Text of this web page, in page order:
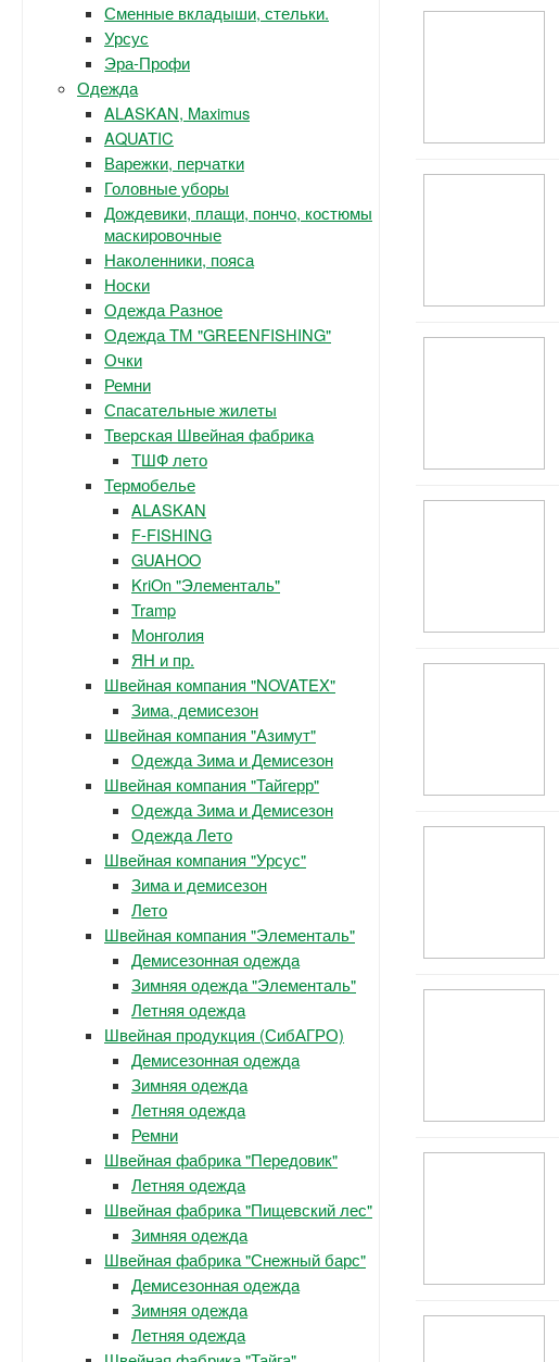
Сменные вкладыши, стельки.
Урсус
Эра-Профи
Одежда
ALASKAN, Maximus
AQUATIC
Варежки, перчатки
Головные уборы
Дождевики, плащи, пончо, костюмы
маскировочные
Наколенники, пояса
Носки
Одежда Разное
Одежда ТМ "GREENFISHING"
Очки
Ремни
Спасательные жилеты
Тверская Швейная фабрика
ТШФ лето
Термобелье
ALASKAN
F-FISHING
GUAHOO
KriOn "Элементаль"
Tramp
Монголия
ЯН и пр.
Швейная компания "NOVATEX"
Зима, демисезон
Швейная компания "Азимут"
Одежда Зима и Демисезон
Швейная компания "Тайгерр"
Одежда Зима и Демисезон
Одежда Лето
Швейная компания "Урсус"
Зима и демисезон
Лето
Швейная компания "Элементаль"
Демисезонная одежда
Зимняя одежда "Элементаль"
Летняя одежда
Швейная продукция (СибАГРО)
Демисезонная одежда
Зимняя одежда
Летняя одежда
Ремни
Швейная фабрика "Передовик"
Летняя одежда
Швейная фабрика "Пищевский лес"
Зимняя одежда
Швейная фабрика "Снежный барс"
Демисезонная одежда
Зимняя одежда
Летняя одежда